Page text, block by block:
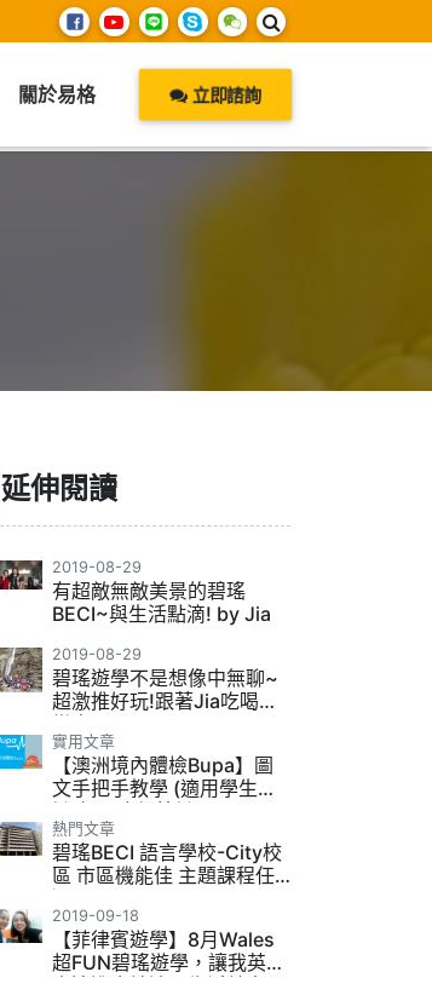
關於易格 立即諮詢
延伸閱讀
2019-08-29
有超敵無敵美景的碧瑤
BECI~與生活點滴! by Jia
2019-08-29
碧瑤遊學不是想像中無聊~
超激推好玩!跟著Jia吃喝玩
實用文章
【澳洲境內體檢Bupa】圖
文手把手教學 (適用學生簽
熱門文章
碧瑤BECI 語言學校-City校
區 市區機能佳 主題課程任
2019-09-18
【菲律賓遊學】8月Wales
超FUN碧瑤遊學，讓我英文